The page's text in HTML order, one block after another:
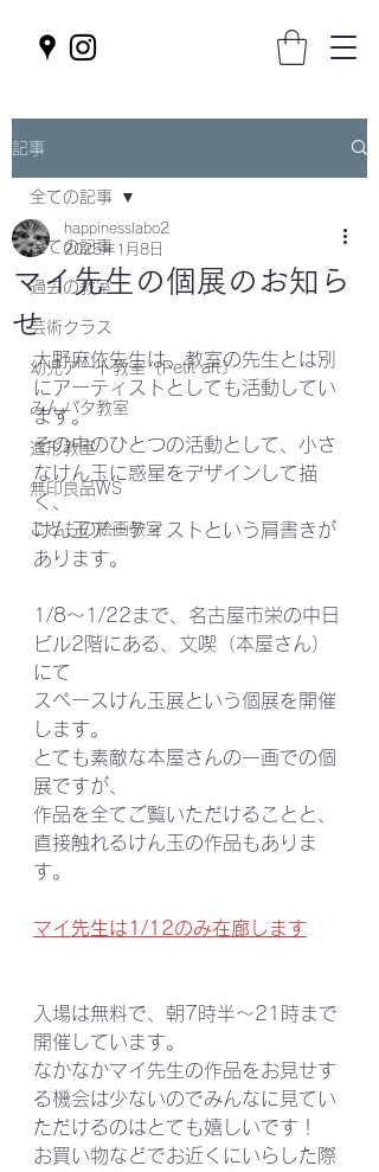
記事
全ての記事
過去の教室
芸術クラス
幼児アート教室〔Petit art〕
みんパタ教室
造形教室
無印良品WS
こどもの絵画教室
全ての記事
マイ先生の個展のお知ら
せ
happinesslabo2
2025年1月8日
大野麻依先生は、教室の先生とは別
にアーティストとしても活動してい
ます。
その中のひとつの活動として、小さ
なけん玉に惑星をデザインして描
く、
けん玉アーティストという肩書きが
あります。
1/8～1/22まで、名古屋市栄の中日
ビル2階にある、文喫（本屋さん）
にて
スペースけん玉展という個展を開催
します。
とても素敵な本屋さんの一画での個
展ですが、
作品を全てご覧いただけることと、
直接触れるけん玉の作品もありま
す。
マイ先生は1/12のみ在廊します
入場は無料で、朝7時半～21時まで
開催しています。
なかなかマイ先生の作品をお見せす
る機会は少ないのでみんなに見てい
ただけるのはとても嬉しいです！
お買い物などでお近くにいらした際